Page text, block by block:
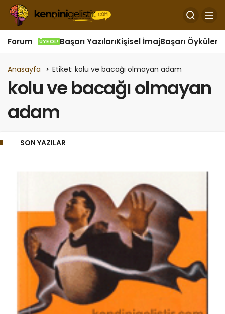
Forum ÜYE OL! Başarı YazılarıKişisel İmajBaşarı Öyküleri
Anasayfa Etiket: kolu ve bacağı olmayan adam
kolu ve bacağı olmayan
adam
SON YAZILAR